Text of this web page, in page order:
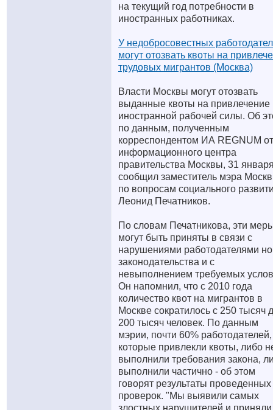
на текущий год потребности в
иностранных работниках.
У недобросовестных
могут отозвать квоты на
трудовых мигрантов (Москва)
Власти Москвы могут отозвать
выданные квоты на привлечение
иностранной рабочей силы. Об
по данным, полученным
корреспондентом ИА REGNUM от
информационного центра
правительства Москвы, 31
сообщил заместитель мэра
по вопросам социального
Леонид Печатников.
По словам Печатникова, эти
могут быть приняты в связи с
нарушениями работодателями
законодательства и с
невыполнением требуемых
Он напомнил, что с 2010 года
количество квот на мигрантов в
Москве сократилось с 250 тысяч
200 тысяч человек. По данным
мэрии, почти 60% работодателей,
которые привлекли квоты, либо
выполнили требования закона,
выполнили частично - об этом
говорят результаты проведенных
проверок. "Мы выявили самых
злостных нарушителей и приняли